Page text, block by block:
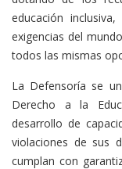
educación
exigencias del
todos las mismas
La Defensoría se
Derecho a la
desarrollo de
violaciones de sus
cumplan con